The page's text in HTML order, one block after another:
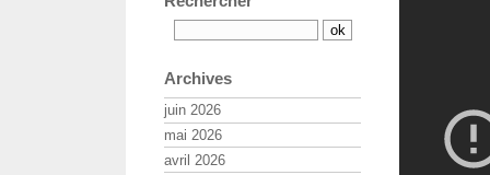
Archives
juin 2026
mai 2026
avril 2026